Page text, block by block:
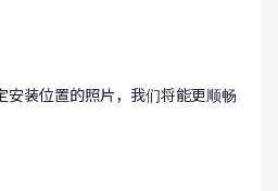
安装位置的照片，我们将能更顺畅